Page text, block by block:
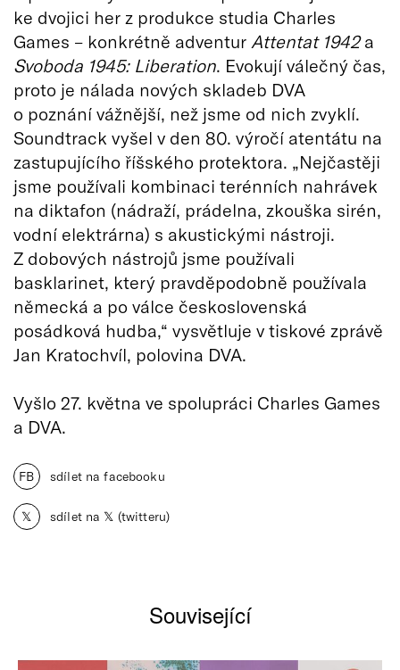
ke dvojici her z produkce studia Charles
Games – konkrétně adventur Attentat 1942a
Svoboda 1945: Liberation. Evokují válečný čas,
proto je nálada nových skladeb DVA
o poznání vážnější, než jsme od nich zvyklí.
Soundtrack vyšel v den 80. výročí atentátu na
zastupujícího říšského protektora. „Nejčastěji
jsme používali kombinaci terénních nahrávek
na diktafon (nádraží, prádelna, zkouška sirén,
vodní elektrárna) s akustickými nástroji.
Z dobových nástrojů jsme používali
basklarinet, který pravděpodobně používala
německá a po válce československá
posádková hudba,“ vysvětluje v tiskové zprávě
Jan Kratochvíl, polovina DVA.
Vyšlo 27. května ve spolupráci Charles Games
a DVA.
FB sdílet na facebooku
𝕏 sdílet na 𝕏 (twitteru)
Související